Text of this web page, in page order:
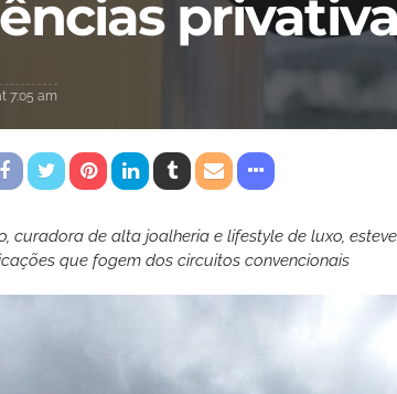
7:05 am
curadora de alta joalheria e lifestyle de luxo,
que fogem dos circuitos convencionais